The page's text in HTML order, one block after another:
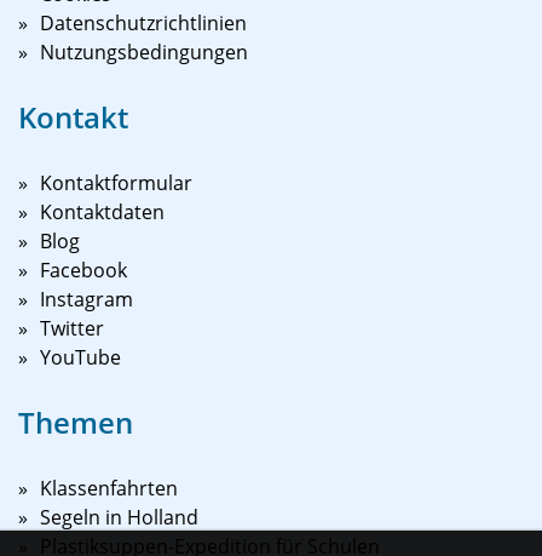
Datenschutzrichtlinien
Nutzungsbedingungen
Kontakt
Kontaktformular
Kontaktdaten
Blog
Facebook
Instagram
Twitter
YouTube
Themen
Klassenfahrten
Segeln in Holland
Plastiksuppen-Expedition für Schulen